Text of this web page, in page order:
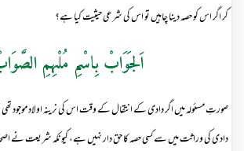
کر اگر اس کو حصہ دینا چاہیں تو اس کی شرعی حیثیت کیا ہے؟
اَلجَوَابْ بِاسْمِ مُلْہِمِ
صورتِ مسئولہ میں اگر دادی کے انتقال کے وقت اس کی نرینہ اولاد موجود
دادی کی وراثت میں سے کسی حصہ کا حق دار نہیں ہے، کیونکہ شریعت نے